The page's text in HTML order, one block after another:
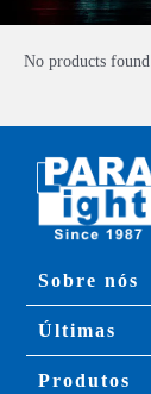
No products found
Sobre nós
Últimas
Produtos